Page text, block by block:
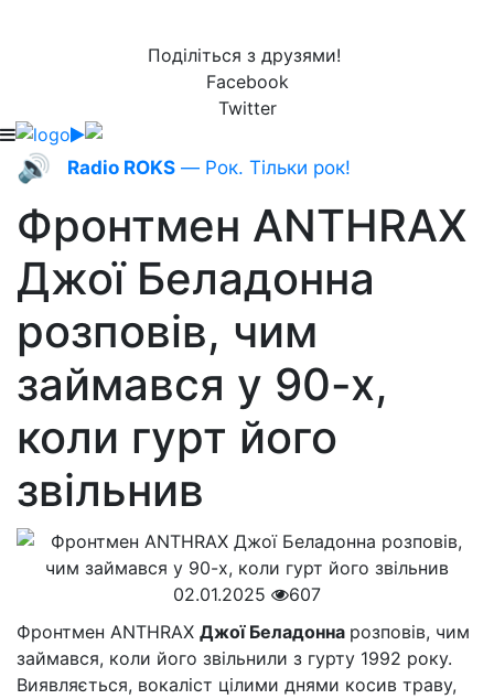
Поділіться з друзями!
Facebook
Twitter
🔊 Radio ROKS — Рок. Тільки рок!
Фронтмен ANTHRAX
Джої Беладонна
розповів, чим
займався у 90-х,
коли гурт його
звільнив
02.01.2025
607
Фронтмен ANTHRAX Джої Беладонна розповів, чим
займався, коли його звільнили з гурту 1992 року.
Виявляється, вокаліст цілими днями косив траву,